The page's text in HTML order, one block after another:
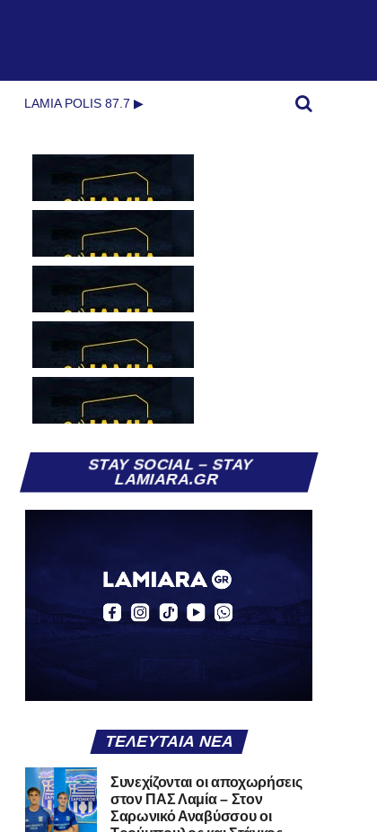
LAMIA POLIS 87.7 ▶︎
STAY SOCIAL – STAY
LAMIARA.GR
ΤΕΛΕΥΤΑΊΑ ΝΈΑ
Συνεχίζονται οι αποχωρήσεις
στον ΠΑΣ Λαμία – Στον
Σαρωνικό Αναβύσσου οι